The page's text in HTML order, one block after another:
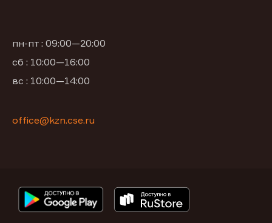
пн-пт : 09:00—20:00
сб : 10:00—16:00
вс : 10:00—14:00
office@kzn.cse.ru